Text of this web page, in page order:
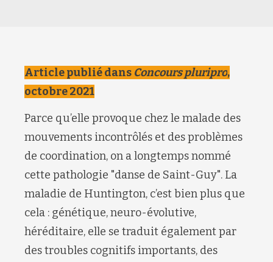
Article publié dans Concours pluripro,
octobre 2021
Parce qu’elle provoque chez le malade des
mouvements incontrôlés et des problèmes
de coordination, on a longtemps nommé
cette pathologie "danse de Saint-Guy". La
maladie de Huntington, c’est bien plus que
cela : génétique, neuro-évolutive,
héréditaire, elle se traduit également par
des troubles cognitifs importants, des